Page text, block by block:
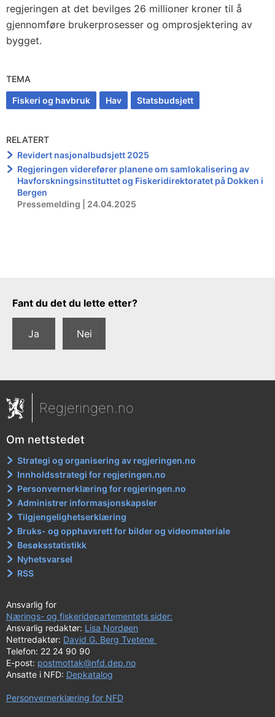
regjeringen at det bevilges 26 millioner kroner til å
gjennomføre brukerprosesser og omprosjektering av
bygget.
TEMA
Fiskeri og havbruk Hav Statsbudsjett
RELATERT
Revidert nasjonalbudsjett 2025
Regjeringen viderefører planene om samlokalisering av
Havforskningsinstituttet og Fiskeridirektoratet på Dokken i
Bergen
Pressemelding | 24.04.2025
Tilbakemeldingsskjema
Fant du det du lette etter?
Ja Nei
Regjeringen.no
Om nettstedet
Strategi og organisering av regjeringen.no
Innholdsstrategi for regjeringen.no
Personvernerklæring for regjeringen.no
Administrer informasjonskapsler
Tilgjengelighetserklæring
Bruks- og opphavsrett for bilder og videomateriale
Besøksstatistikk
Nyhetsvarsel
RSS
Ansvarlig for
Nærings- og fiskeridepartementets sider:
Ansvarlig redaktør: Lisa Nordøen
Nettredaktør: David G. Berg Tvetene
Telefon: 22 24 90 90
E-post: postmottak@nfd.dep.no
Ansatte i NFD: Depkatalog
Personvernerklæring for NFD